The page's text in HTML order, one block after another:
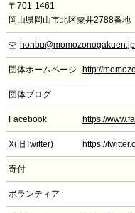
〒701-1461
岡山県岡山市北区粟井2788番地
honbu@momozonogakuen.jp
団体ホームページ http://
団体ブログ
Facebook https://
X(旧Twitter) https://
寄付
ボランティア